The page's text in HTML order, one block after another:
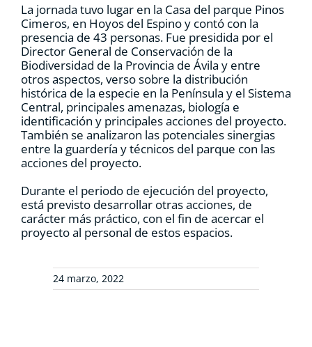
La jornada tuvo lugar en la Casa del parque Pinos
Cimeros, en Hoyos del Espino y contó con la
presencia de 43 personas. Fue presidida por el
Director General de Conservación de la
Biodiversidad de la Provincia de Ávila y entre
otros aspectos, verso sobre la distribución
histórica de la especie en la Península y el Sistema
Central, principales amenazas, biología e
identificación y principales acciones del proyecto.
También se analizaron las potenciales sinergias
entre la guardería y técnicos del parque con las
acciones del proyecto.
Durante el periodo de ejecución del proyecto,
está previsto desarrollar otras acciones, de
carácter más práctico, con el fin de acercar el
proyecto al personal de estos espacios.
24 marzo, 2022